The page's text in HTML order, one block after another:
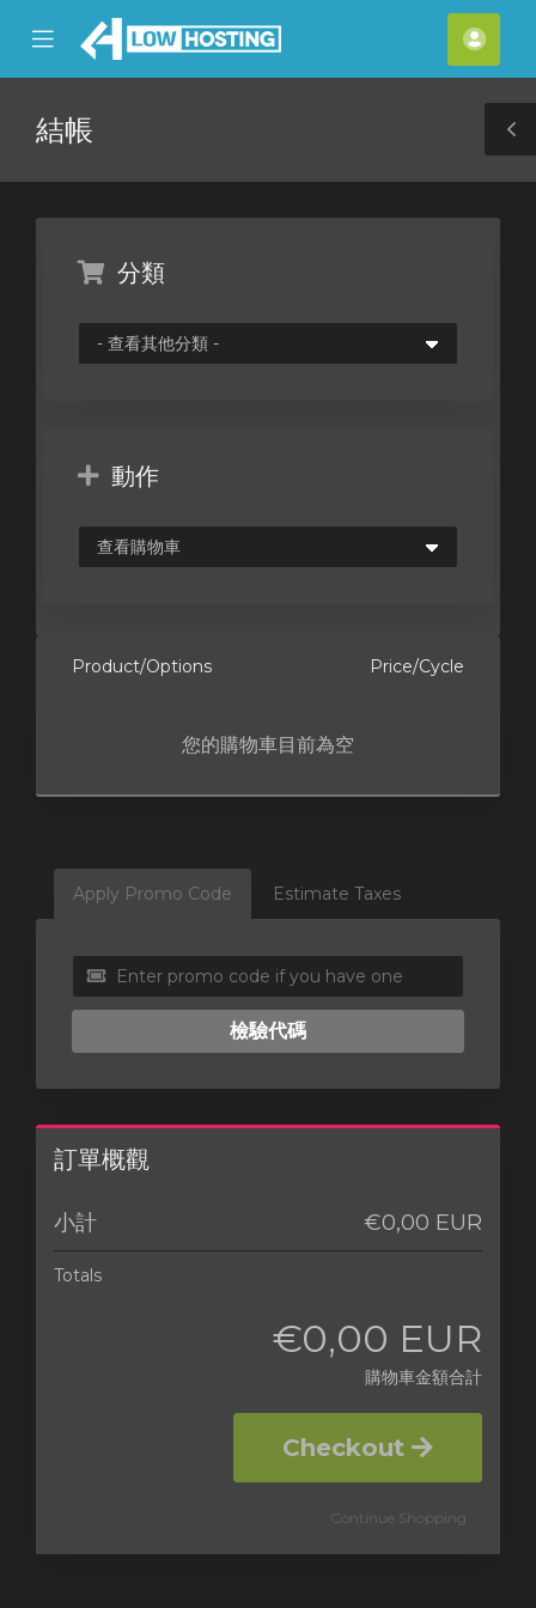
Mobile
Menu
帳
戶
結帳
分類
動作
Product/Options Price/Cycle
您的購物車目前為空
Apply Promo Code Estimate Taxes
檢驗代碼
訂單概觀
小計 €0,00 EUR
Totals
€0,00 EUR
購物車金額合計
Checkout
Continue Shopping